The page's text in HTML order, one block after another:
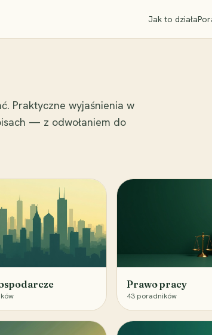
Jak to działa
Praktyczne wyjaśnienia w
— z odwołaniem do
Prawo pracy
43 poradników